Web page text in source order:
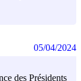
des Présidents
05/04/2024